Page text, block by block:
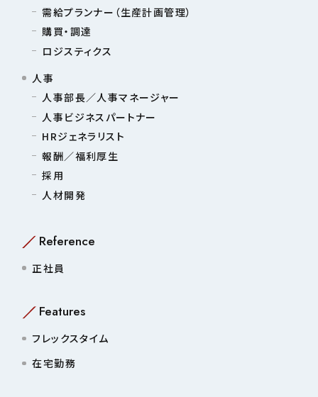
需給プランナー（生産計画管理）
購買・調達
ロジスティクス
人事
人事部長／人事マネージャー
人事ビジネスパートナー
HRジェネラリスト
報酬／福利厚生
採用
人材開発
Reference
正社員
Features
フレックスタイム
在宅勤務